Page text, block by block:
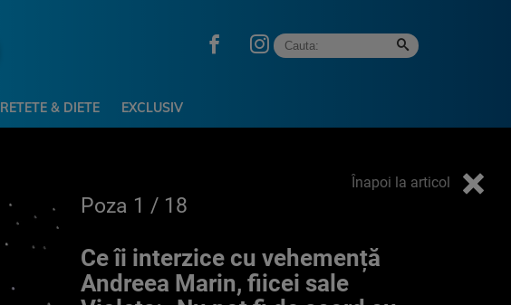
RETETE & DIETE EXCLUSIV
Înapoi la articol
Poza 1 / 18
Ce îi interzice cu vehemență
Andreea Marin, fiicei sale